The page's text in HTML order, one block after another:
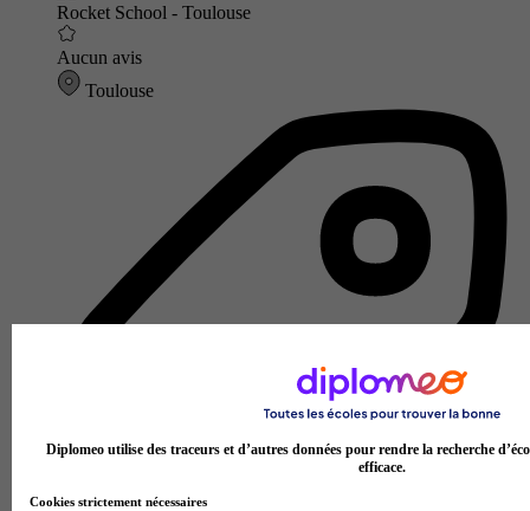
Rocket School - Toulouse
Aucun avis
Toulouse
Diplomeo utilise des traceurs et d’autres données pour rendre la recherche
efficace.
Cookies strictement nécessaires